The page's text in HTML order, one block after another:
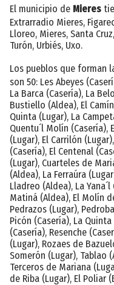
El municipio de Mieres
Extrarradio Mieres,
Lloreo, Mieres, Santa
Turón, Urbiés, Uxo.
Los pueblos que forman
son 50: Les Abeyes
La Barca (Casería), La
Bustiello (Aldea), El
Quinta (Lugar), La
Quentu´l Molín (Casería),
(Lugar), El Carrilón
(Casería), El Centenal
(Lugar), Cuarteles de
(Aldea), La Ferraúra
Lladreo (Aldea), La
Matiná (Aldea), El Molín
Pedrazos (Lugar),
Picón (Casería), La
(Casería), Resenche
(Lugar), Rozaes de
Somerón (Lugar), Tablao
Terceros de Mariana
de Riba (Lugar), El Poliar